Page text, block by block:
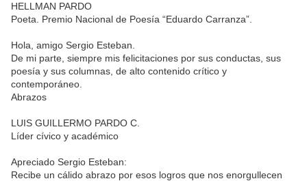
HELLMAN PARDO
Poeta. Premio Nacional de Poesía “Eduardo Carranza”.
Hola, amigo Sergio Esteban.
De mi parte, siempre mis felicitaciones por sus conductas, sus
poesía y sus columnas, de alto contenido crítico y
contemporáneo.
Abrazos
LUIS GUILLERMO PARDO C.
Líder cívico y académico
Apreciado Sergio Esteban:
Recibe un cálido abrazo por esos logros que nos enorgullecen